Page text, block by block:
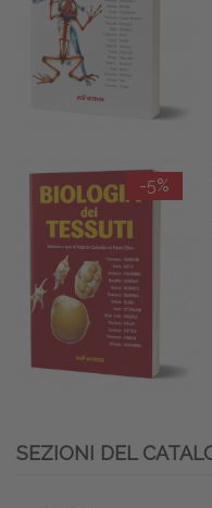
-5%
SEZIONI DEL